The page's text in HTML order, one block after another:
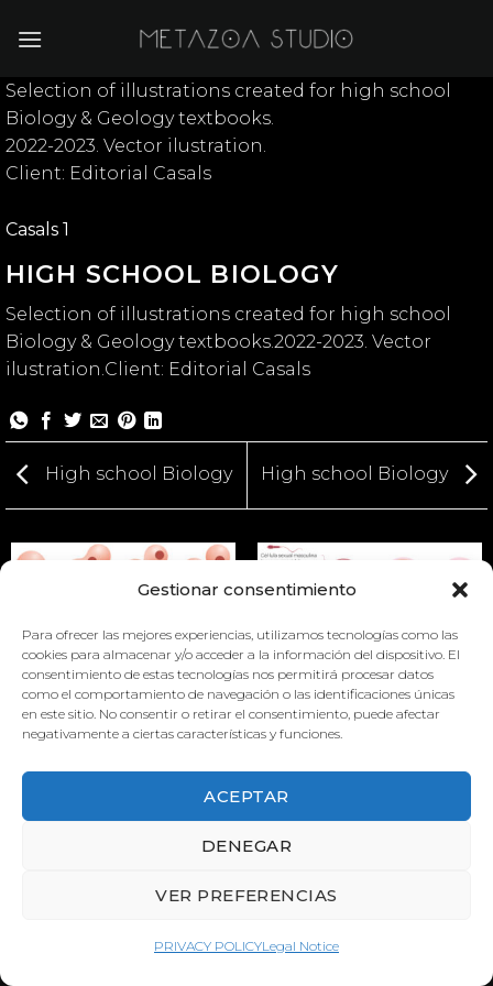
Gestionar consentimiento
Para ofrecer las mejores experiencias, utilizamos tecnologías como las
cookies para almacenar y/o acceder a la información del dispositivo. El
consentimiento de estas tecnologías nos permitirá procesar datos
como el comportamiento de navegación o las identificaciones únicas
en este sitio. No consentir o retirar el consentimiento, puede afectar
negativamente a ciertas características y funciones.
ACEPTAR
DENEGAR
VER PREFERENCIAS
PRIVACY POLICYLegal Notice
Casals 1
HIGH SCHOOL BIOLOGY
Selection of illustrations created for high school
Biology & Geology textbooks.2022-2023. Vector
ilustration.Client: Editorial Casals
Selection of illustrations created for high school
Biology & Geology textbooks.
2022-2023. Vector ilustration.
Client: Editorial Casals
High school Biology High school Biology
HIGH SCHOOL BIOLOGY HIGH SCHOOL BIOLOGY